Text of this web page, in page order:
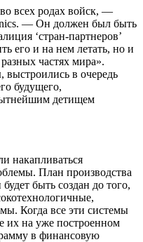
всех родах войск, —
— Он должен был быть
‘стран-партнеров’
его и на нем летать, но и
частях мира».
в очередь
будущего,
детищем
накапливаться
План производства
быть создан до того,
Когда все эти системы
их на уже построенном
в финансовую